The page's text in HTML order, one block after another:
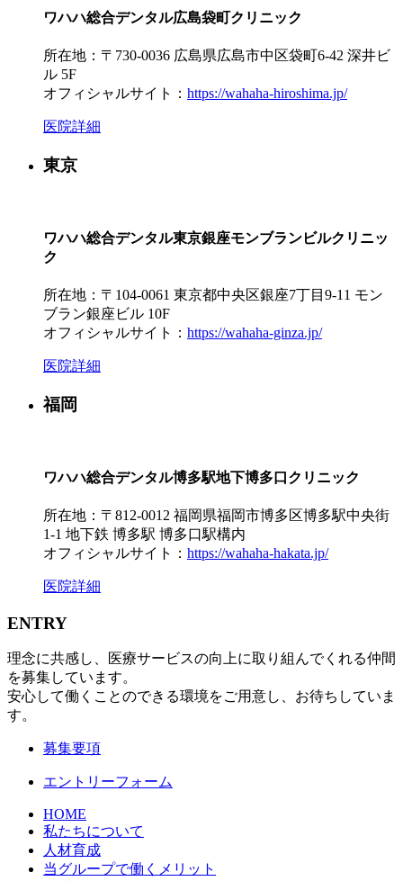
ワハハ総合デンタル広島袋町クリニック
所在地：〒730-0036 広島県広島市中区袋町6-42 深井ビ
ル 5F
オフィシャルサイト： https://wahaha-hiroshima.jp/
医院詳細
東京
ワハハ総合デンタル東京銀座モンブランビルクリニッ
ク
所在地：〒104-0061 東京都中央区銀座7丁目9-11 モン
ブラン銀座ビル 10F
オフィシャルサイト： https://wahaha-ginza.jp/
医院詳細
福岡
ワハハ総合デンタル博多駅地下博多口クリニック
所在地：〒812-0012 福岡県福岡市博多区博多駅中央街
1-1 地下鉄 博多駅 博多口駅構内
オフィシャルサイト： https://wahaha-hakata.jp/
医院詳細
ENTRY
理念に共感し、医療サービスの向上に取り組んでくれる仲間
を募集しています。
安心して働くことのできる環境をご用意し、お待ちしていま
す。
募集要項
エントリーフォーム
HOME
私たちについて
人材育成
当グループで働くメリット